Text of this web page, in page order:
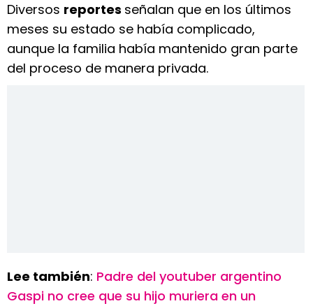
Diversos reportes señalan que en los últimos
meses su estado se había complicado,
aunque la familia había mantenido gran parte
del proceso de manera privada.
Lee también: Padre del youtuber argentino
Gaspi no cree que su hijo muriera en un